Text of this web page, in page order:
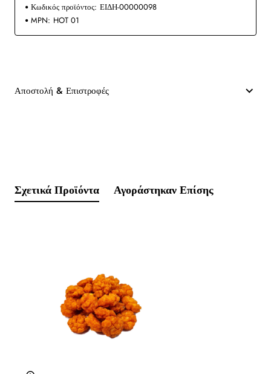
Κωδικός προϊόντος: ΕΙΔΗ-00000098
MPN: HOT 01
Αποστολή & Επιστροφές
Σχετικά Προϊόντα Αγοράστηκαν Επίσης